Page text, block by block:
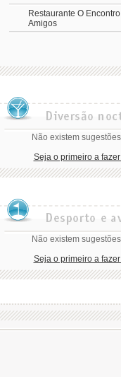
Restaurante O
Amigos
Não existem
Seja o primeiro a
Não existem
Seja o primeiro a